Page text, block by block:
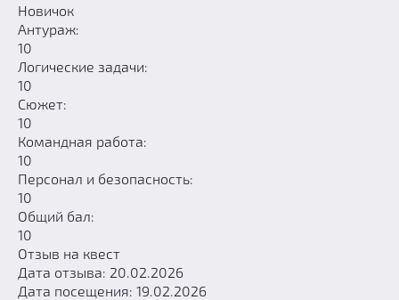
Новичок
Антураж:
10
Логические задачи:
10
Сюжет:
10
Командная работа:
10
Персонал и безопасность:
10
Общий бал:
10
Отзыв на квест
Дата отзыва: 20.02.2026
Дата посещения: 19.02.2026